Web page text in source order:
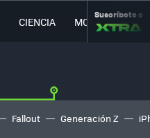
CIENCIA MOVILIDAD
Suscríbete a
Fallout Generación Z